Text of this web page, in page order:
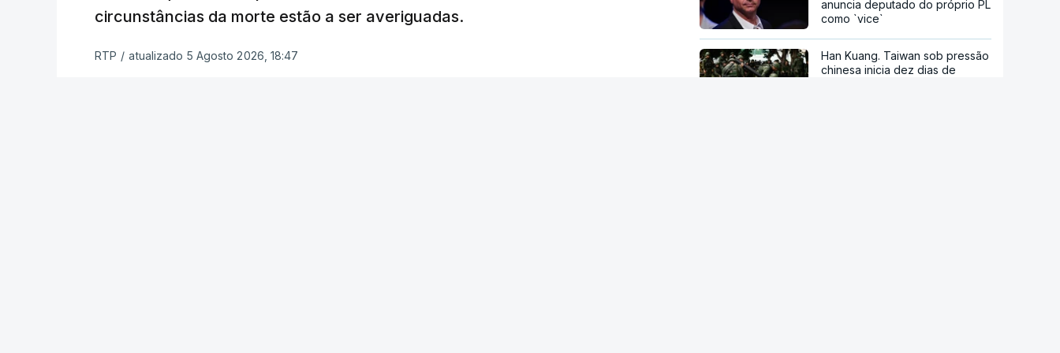
circunstâncias da morte estão a ser averiguadas.
RTP / atualizado 5 Agosto 2026, 18:47
anuncia deputado do próprio PL
como `vice`
Han Kuang. Taiwan sob pressão
chinesa inicia dez dias de